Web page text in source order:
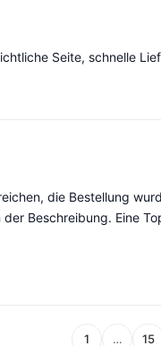
Seite, schnelle
die Bestellung
Beschreibung. Eine
1 … 15